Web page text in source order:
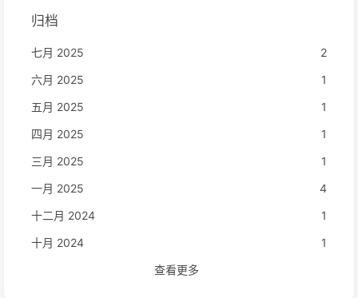
归档
七月 2025
2
六月 2025
1
五月 2025
1
四月 2025
1
三月 2025
1
一月 2025
4
十二月 2024
1
十月 2024
1
查看更多